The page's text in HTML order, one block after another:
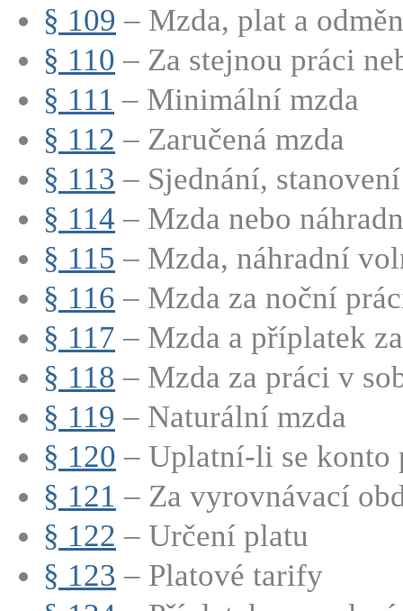
§ 109 – Mzda, plat a
§ 110 – Za stejnou práci
§ 111 – Minimální mzda
§ 112 – Zaručená mzda
§ 113 – Sjednání,
§ 114 – Mzda nebo
§ 115 – Mzda, náhradní
§ 116 – Mzda za noční
§ 117 – Mzda a příplatek
§ 118 – Mzda za práci v
§ 119 – Naturální mzda
§ 120 – Uplatní-li se konto
§ 121 – Za vyrovnávací
§ 122 – Určení platu
§ 123 – Platové tarify